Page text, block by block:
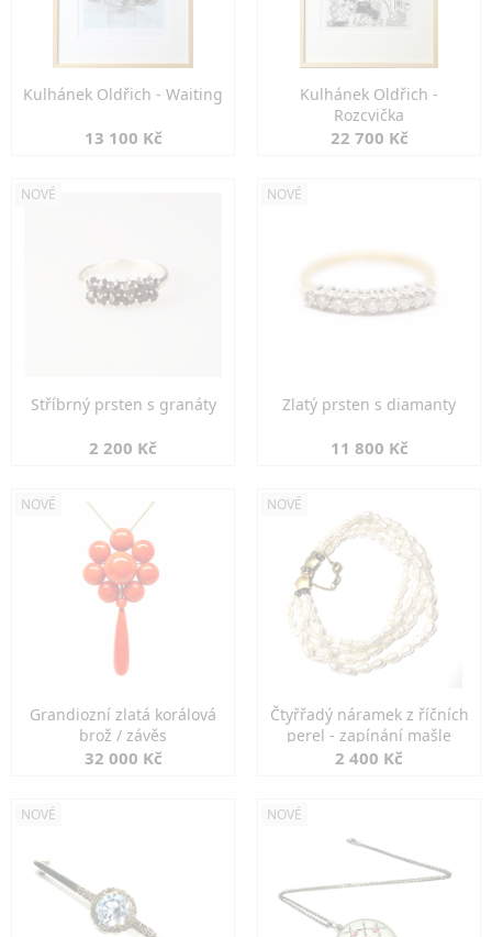
Kulhánek Oldřich - Waiting
13 100 Kč
Kulhánek Oldřich -
Rozcvička
22 700 Kč
NOVÉ
Stříbrný prsten s granáty
2 200 Kč
NOVÉ
Zlatý prsten s diamanty
11 800 Kč
NOVÉ
Grandiozní zlatá korálová
brož / závěs
32 000 Kč
NOVÉ
Čtyřřadý náramek z říčních
perel - zapínání mašle
2 400 Kč
NOVÉ NOVÉ